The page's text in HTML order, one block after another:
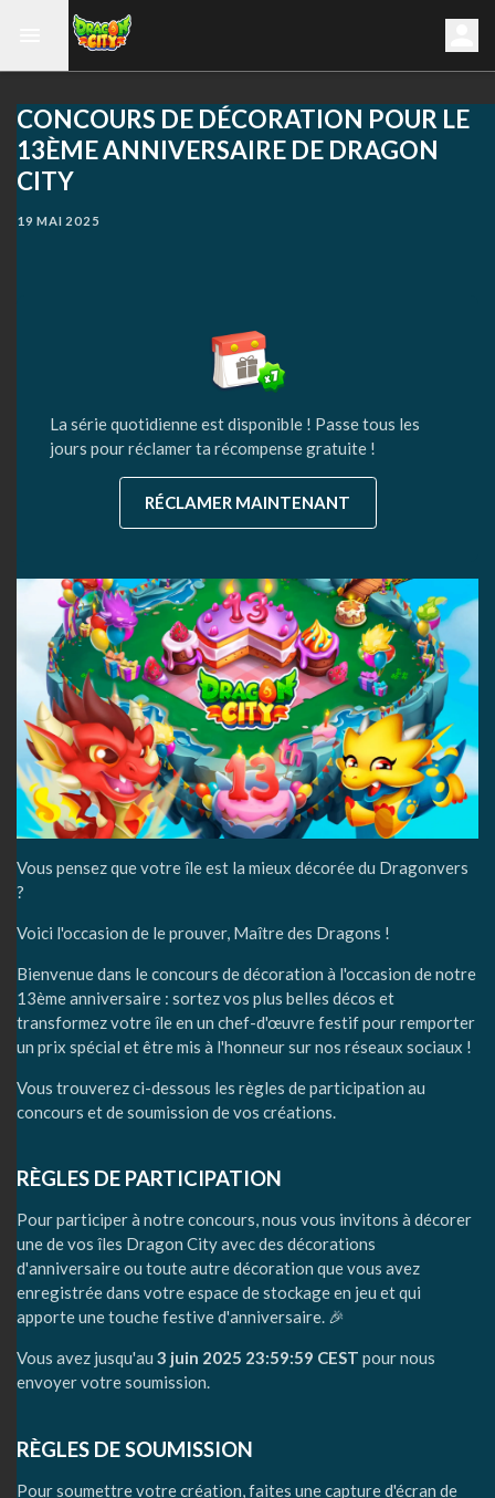
CONCOURS DE DÉCORATION POUR LE
13ÈME ANNIVERSAIRE DE DRAGON
CITY
19 MAI 2025
La série quotidienne est disponible ! Passe tous les
jours pour réclamer ta récompense gratuite !
RÉCLAMER MAINTENANT
Vous pensez que votre île est la mieux décorée du Dragonvers
?
Voici l'occasion de le prouver, Maître des Dragons !
Bienvenue dans le concours de décoration à l'occasion de notre
13ème anniversaire : sortez vos plus belles décos et
transformez votre île en un chef-d'œuvre festif pour remporter
un prix spécial et être mis à l'honneur sur nos réseaux sociaux !
Vous trouverez ci-dessous les règles de participation au
concours et de soumission de vos créations.
RÈGLES DE PARTICIPATION
Pour participer à notre concours, nous vous invitons à décorer
une de vos îles Dragon City avec des décorations
d'anniversaire ou toute autre décoration que vous avez
enregistrée dans votre espace de stockage en jeu et qui
apporte une touche festive d'anniversaire. 🎉
Vous avez jusqu'au 3 juin 2025 23:59:59 CEST pour nous
envoyer votre soumission.
RÈGLES DE SOUMISSION
Pour soumettre votre création, faites une capture d'écran de